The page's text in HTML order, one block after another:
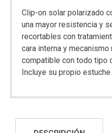
Clip-on solar polarizado
una mayor resistencia y
recortables con
cara interna y
compatible con todo tipo
Incluye su propio